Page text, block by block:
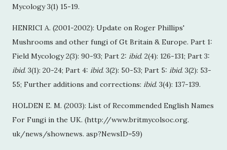
Mycology 3(1) 15-19.
HENRICI A. (2001-2002): Update on Roger Phillips'
Mushrooms and other fungi of Gt Britain & Europe. Part 1:
Field Mycology 2(3): 90-93; Part 2: ibid. 2(4): 126-131; Part 3:
ibid. 3(1): 20-24; Part 4: ibid. 3(2): 50-53; Part 5: ibid. 3(2): 53-
55; Further additions and corrections: ibid. 3(4): 137-139.
HOLDEN E. M. (2003): List of Recommended English Names
For Fungi in the UK. (http://www.britmycolsoc.org.
uk/news/shownews. asp?NewsID=59)